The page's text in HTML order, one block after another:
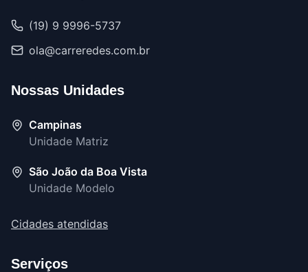
(19) 9 9996-5737
ola@carreredes.com.br
Nossas Unidades
Campinas
Unidade Matriz
São João da Boa Vista
Unidade Modelo
Cidades atendidas
Serviços